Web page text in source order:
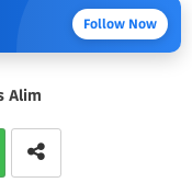
Follow Now
Alim